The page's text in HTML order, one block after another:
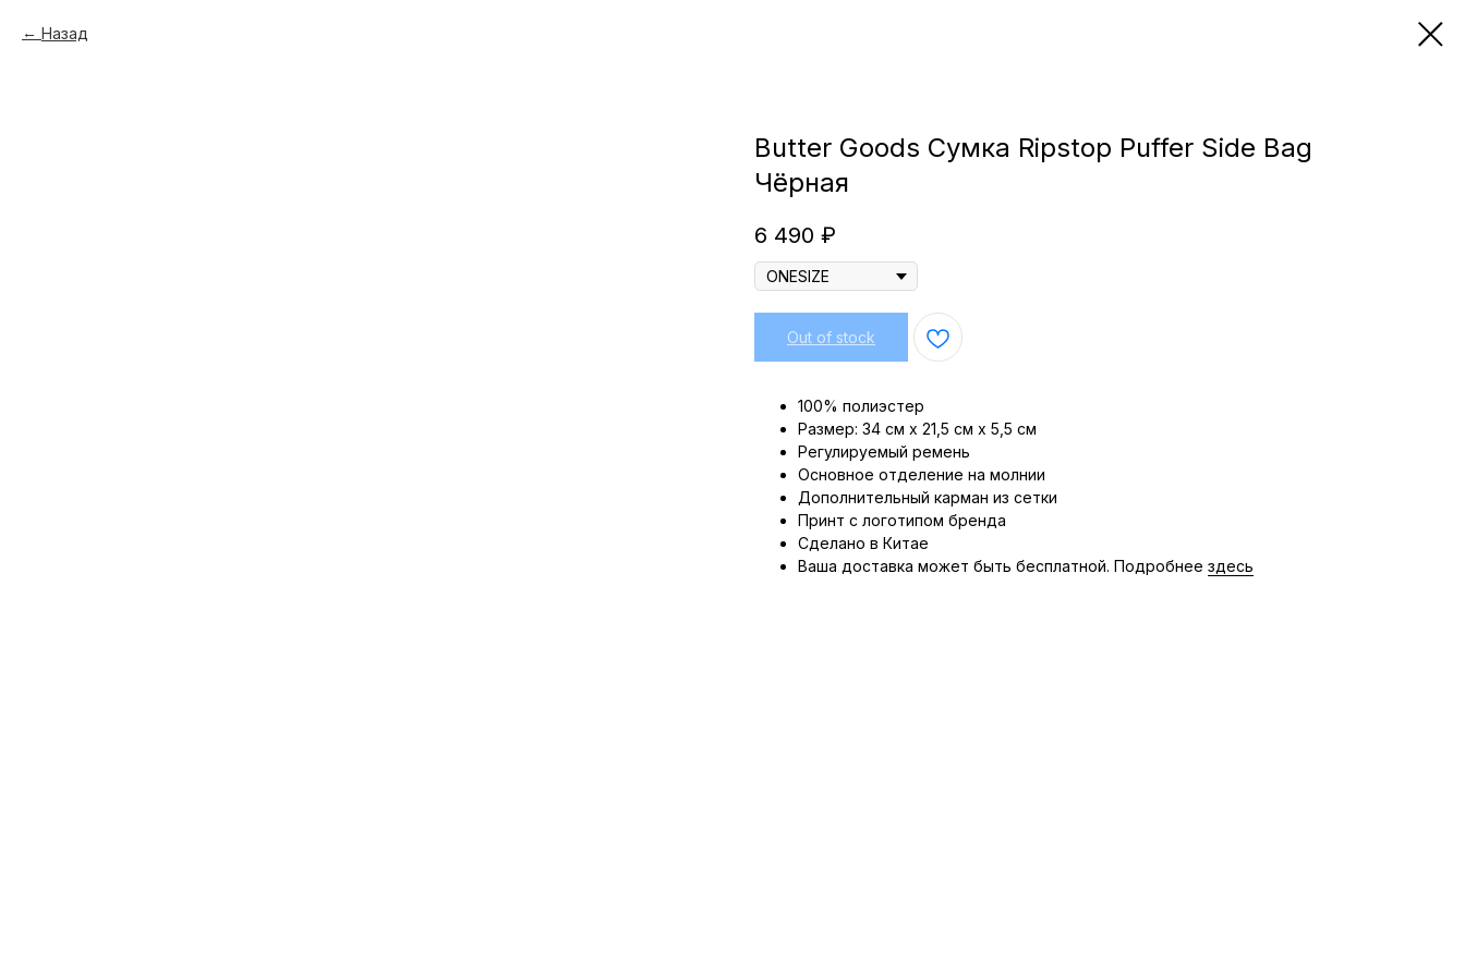
Назад
Butter Goods Сумка Ripstop Puffer Side Bag
Чёрная
6 490 ₽
Out of stock
100% полиэстер
Размер: 34 см х 21,5 см х 5,5 см
Регулируемый ремень
Основное отделение на молнии
Дополнительный карман из сетки
Принт с логотипом бренда
Сделано в Китае
Ваша доставка может быть бесплатной. Подробнее здесь